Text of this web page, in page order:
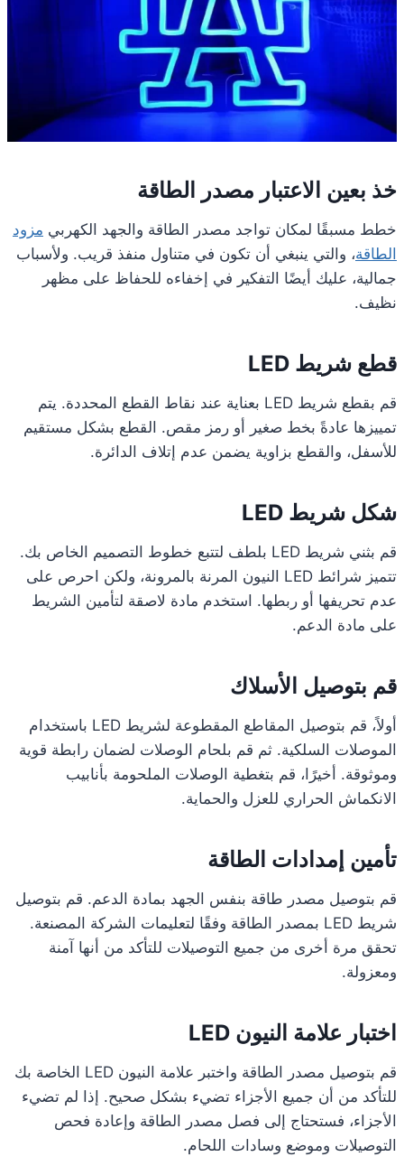
خذ بعين الاعتبار مصدر الطاقة
خطط مسبقًا لمكان تواجد مصدر الطاقة والجهد الكهربي مزود
الطاقة، والتي ينبغي أن تكون في متناول منفذ قريب. ولأسباب
جمالية، عليك أيضًا التفكير في إخفاءه للحفاظ على مظهر
نظيف.
قطع شريط LED
قم بقطع شريط LED بعناية عند نقاط القطع المحددة. يتم
تمييزها عادةً بخط صغير أو رمز مقص. القطع بشكل مستقيم
للأسفل، والقطع بزاوية يضمن عدم إتلاف الدائرة.
شكل شريط LED
قم بثني شريط LED بلطف لتتبع خطوط التصميم الخاص بك.
تتميز شرائط LED النيون المرنة بالمرونة، ولكن احرص على
عدم تحريفها أو ربطها. استخدم مادة لاصقة لتأمين الشريط
على مادة الدعم.
قم بتوصيل الأسلاك
أولاً، قم بتوصيل المقاطع المقطوعة لشريط LED باستخدام
الموصلات السلكية. ثم قم بلحام الوصلات لضمان رابطة قوية
وموثوقة. أخيرًا، قم بتغطية الوصلات الملحومة بأنابيب
الانكماش الحراري للعزل والحماية.
تأمين إمدادات الطاقة
قم بتوصيل مصدر طاقة بنفس الجهد بمادة الدعم. قم بتوصيل
شريط LED بمصدر الطاقة وفقًا لتعليمات الشركة المصنعة.
تحقق مرة أخرى من جميع التوصيلات للتأكد من أنها آمنة
ومعزولة.
اختبار علامة النيون LED
قم بتوصيل مصدر الطاقة واختبر علامة النيون LED الخاصة بك
للتأكد من أن جميع الأجزاء تضيء بشكل صحيح. إذا لم تضيء
الأجزاء، فستحتاج إلى فصل مصدر الطاقة وإعادة فحص
التوصيلات وموضع وسادات اللحام.